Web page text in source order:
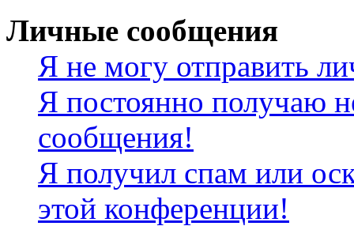
Личные сообщения
Я не могу отправить
Я постоянно получаю
сообщения!
Я получил спам или
этой конференции!